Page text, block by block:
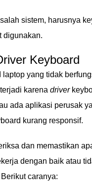
sistem, harusnya
digunakan.
Keyboard
laptop yang tidak
karena driver
ada aplikasi perusak
kurang responsif.
dan memastikan
dengan baik atau
Berikut caranya: